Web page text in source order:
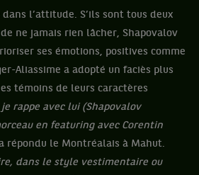
l’attitude. S’ils sont tous deux
ne jamais rien lâcher, Shapovalov
ses émotions, positives comme
Aliassime a adopté un faciès plus
témoins de leurs caractères
je rappe avec lui (Shapovalov
en featuring avec Corentin
répondu le Montréalais à Mahut.
dans le style vestimentaire ou